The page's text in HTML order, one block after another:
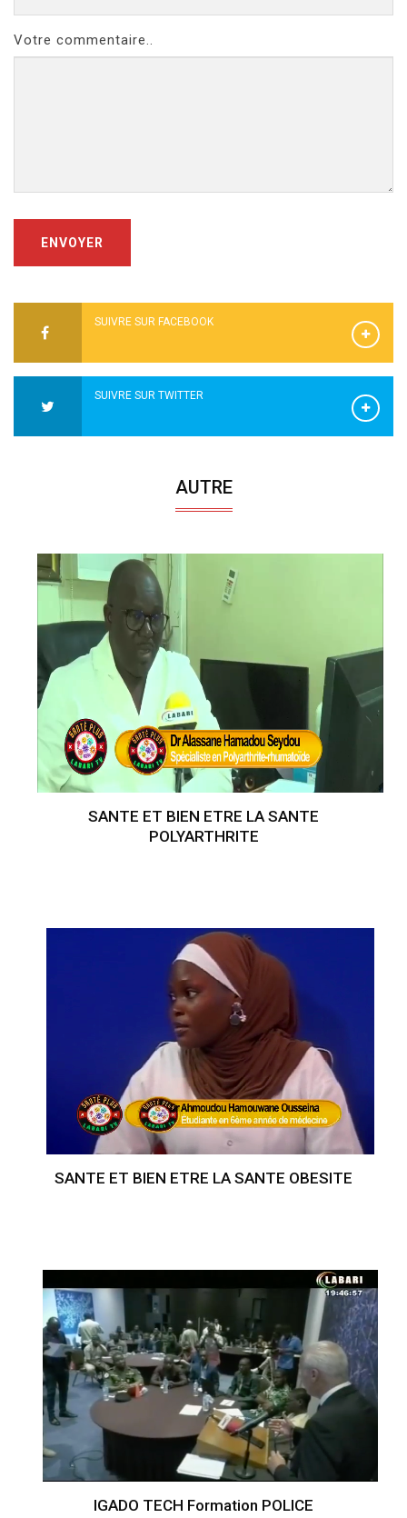
Votre commentaire..
ENVOYER
SUIVRE SUR FACEBOOK
SUIVRE SUR TWITTER
AUTRE
SANTE ET BIEN ETRE LA SANTE
POLYARTHRITE
SANTE ET BIEN ETRE LA SANTE OBESITE
IGADO TECH Formation POLICE